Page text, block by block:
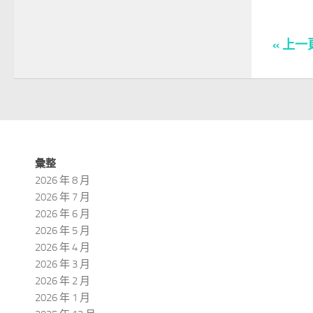
« 上一
彙整
2026 年 8 月
2026 年 7 月
2026 年 6 月
2026 年 5 月
2026 年 4 月
2026 年 3 月
2026 年 2 月
2026 年 1 月